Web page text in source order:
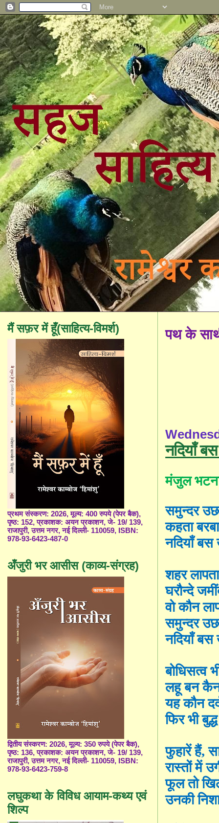
पथ के
नदियाँ
मंजुल
समुन्दर
कहता
नदियाँ
शहर
घरौन्दे
वो कौन
समुन्दर
नदियाँ
बोधिसत्व
लहू बन
यह कौन
फिर भी
फुहारें हैं,
रास्तों में
फूल तो
उनकी
मैं सफ़र में हूँ(साहित्य-विमर्श)
प्रथम संस्करण: 2026, मूल्य: 400 रुपये (पेपर बैक),
पृष्ठ: 152, प्रकाशक: अयन प्रकाशन, जे- 19/ 139,
राजापुरी, उत्तम नगर, नई दिल्ली- 110059, ISBN:
978-93-6423-487-0
अँजुरी भर आसीस (काव्य-संग्रह)
द्वितीय संस्करण: 2026, मूल्य: 350 रुपये (पेपर बैक),
पृष्ठ: 136, प्रकाशक: अयन प्रकाशन, जे- 19/ 139,
राजापुरी, उत्तम नगर, नई दिल्ली- 110059, ISBN:
978-93-6423-759-8
लघुकथा के विविध आयाम-कथ्य एवं
शिल्प